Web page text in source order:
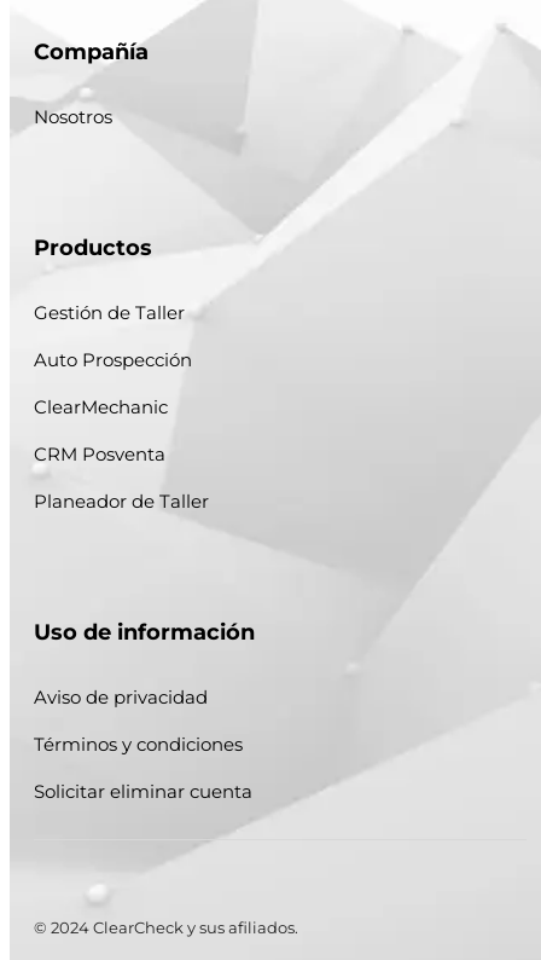
Compañía
Nosotros
Productos
Gestión de Taller
Auto Prospección
ClearMechanic
CRM Posventa
Planeador de Taller
Uso de información
Aviso de privacidad
Términos y condiciones
Solicitar eliminar cuenta
© 2024 ClearCheck y sus afiliados.